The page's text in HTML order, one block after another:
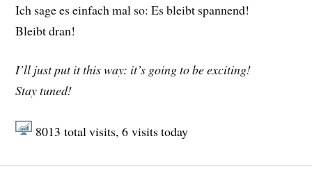
Ich sage es einfach mal so: Es bleibt spannend!
Bleibt dran!
I’ll just put it this way: it’s going to be exciting!
Stay tuned!
8013 total visits, 6 visits today